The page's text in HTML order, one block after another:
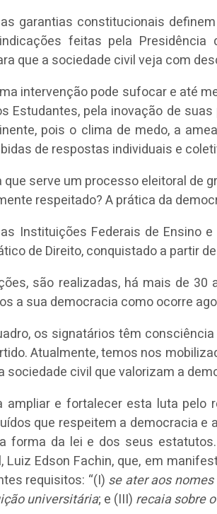
garantias constitucionais
feitas pela Presidência
que a sociedade civil veja com
intervenção pode sufocar e até
Estudantes, pela inovação de
pois o clima de medo, a
de respostas individuais e
que serve um processo eleitoral de
respeitado? A prática da
Instituições Federais de Ensino
de Direito, conquistado a partir
são realizadas, há mais de 30
a sua democracia como ocorre
os signatários têm
Atualmente, temos nos
sociedade civil que valorizam a
ampliar e fortalecer esta luta
que respeitem a democracia e
forma da lei e dos seus
Luiz Edson Fachin, que, em
requisitos: “(I) se ater aos
universitária; e (III) recaia sobre